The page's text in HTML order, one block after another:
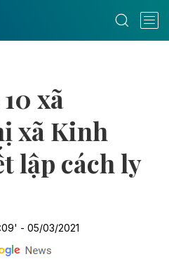
xã
xã Kinh
lập cách ly
- 05/03/2021